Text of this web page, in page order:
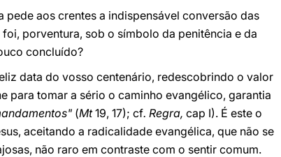
aos crentes a indispensável conversão das
porventura, sob o símbolo da penitência e da
concluído?
data do vosso centenário, redescobrindo o valor
para tomar a sério o caminho evangélico, garantia
(Mt19, 17); cf. Regra, cap I). É este o
aceitando a radicalidade evangélica, que não se
não raro em contraste com o sentir comum.